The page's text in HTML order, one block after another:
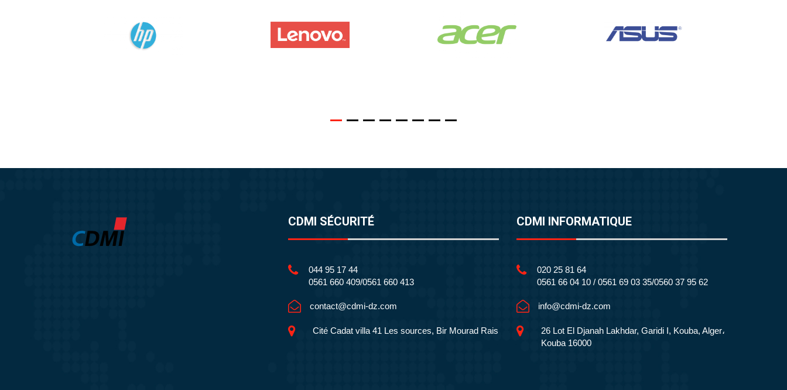
CDMI SÉCURITÉ
044 95 17 44
0561 660 409/0561 660 413
contact@cdmi-dz.com
Cité Cadat villa 41 Les sources, Bir Mourad Rais
CDMI INFORMATIQUE
020 25 81 64
0561 66 04 10 / 0561 69 03 35/0560 37 95 62
info@cdmi-dz.com
26 Lot El Djanah Lakhdar, Garidi I, Kouba, Alger،
Kouba 16000